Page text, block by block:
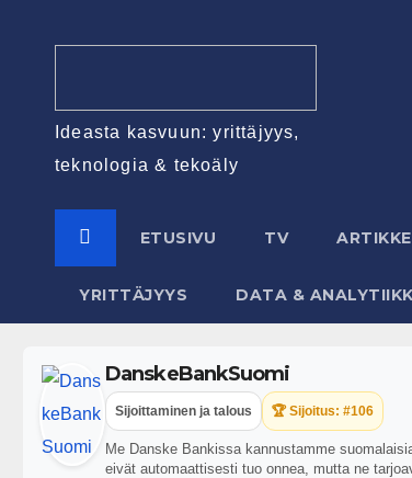
Ideasta kasvuun: yrittäjyys,
teknologia & tekoäly
ETUSIVU TV
YRITTÄJYYS DATA &
DanskeBankSuomi
Sijoittaminen ja talous 🏆 Sijoitus: #106
Me Danske Bankissa kannustamme
eivät automaattisesti tuo onnea, mutta ne